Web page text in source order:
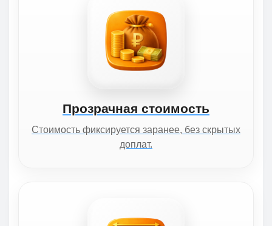
Прозрачная стоимость
Стоимость фиксируется заранее, без скрытых
доплат.